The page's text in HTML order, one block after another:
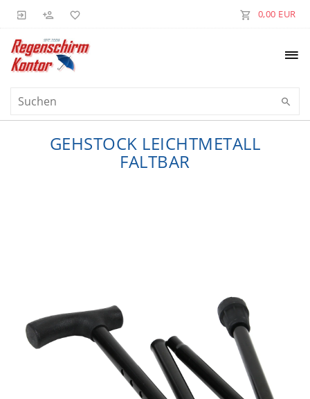
0,00 EUR
GEHSTOCK LEICHTMETALL
FALTBAR